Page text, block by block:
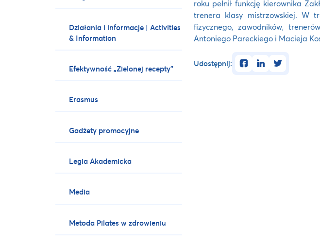
Działania i informacje | Activities
& Information
Efektywność „Zielonej recepty”
Erasmus
Gadżety promocyjne
Legia Akademicka
Media
Metoda Pilates w zdrowieniu
roku pełnił funkcję kierownika
trenera klasy mistrzowskiej. W
fizycznego, zawodników,
Antoniego Pareckiego i Macieja
Udostępnij: facebooklinkedintwitter